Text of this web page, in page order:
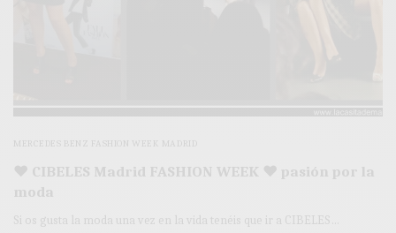
MERCEDES BENZ FASHION WEEK MADRID
♥ CIBELES Madrid FASHION WEEK ♥ pasión por la
moda
Si os gusta la moda una vez en la vida tenéis que ir a CIBELES…